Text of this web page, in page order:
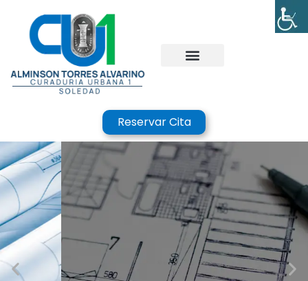
Reservar Cita